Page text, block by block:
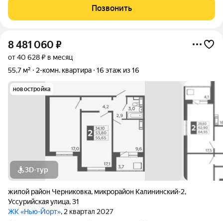
Черниковки по адресу: г.Уфа, Калининский район, ул.
Первомайская д. 28 общей площадью
Позвонить
8 481 060 ₽
от 40 628 ₽ в месяц
55,7 м²
2-комн. квартира 16 этаж из 16
новостройка
3D-тур
жилой район Черниковка, микрорайон Калининский-2,
Уссурийская улица,31
ЖК «Нью-Йорт», 2 квартал 2027